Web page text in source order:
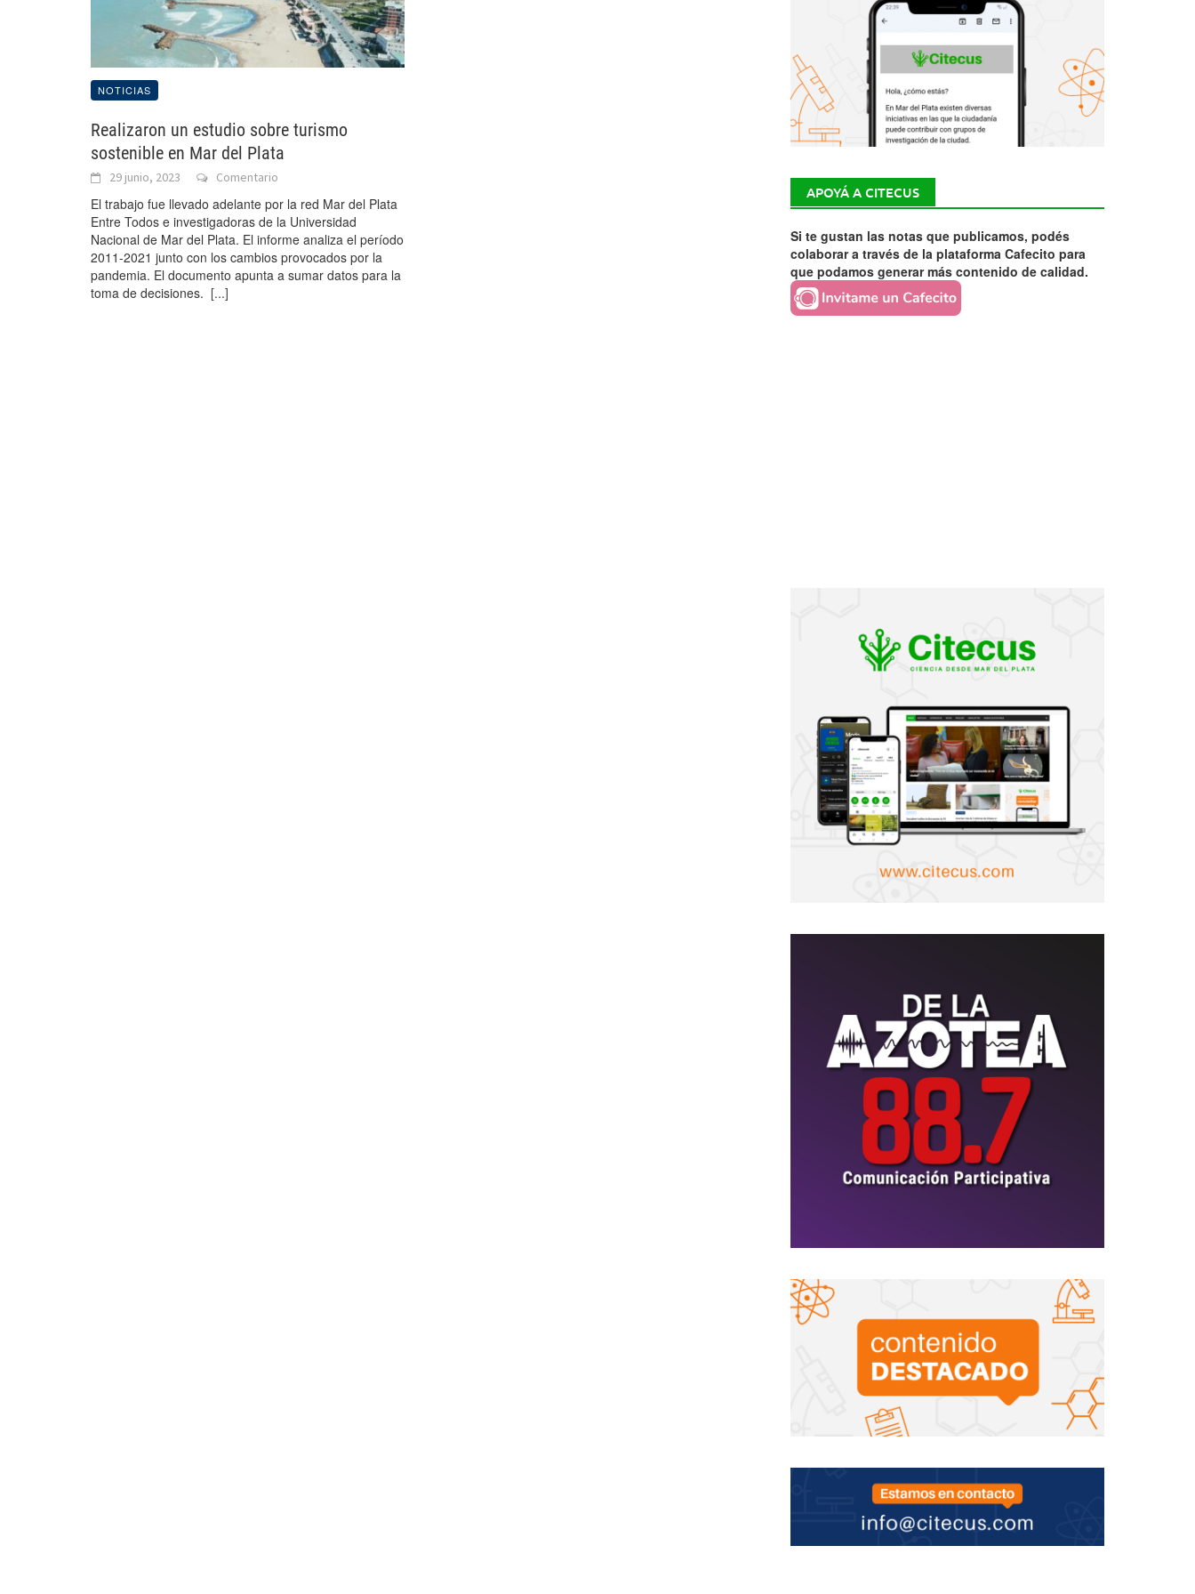
NOTICIAS
Realizaron un estudio sobre turismo
sostenible en Mar del Plata
29 junio, 2023 Comentario
El trabajo fue llevado adelante por la red Mar del Plata
Entre Todos e investigadoras de la Universidad
Nacional de Mar del Plata. El informe analiza el período
2011-2021 junto con los cambios provocados por la
pandemia. El documento apunta a sumar datos para la
toma de decisiones. [...]
APOYÁ A CITECUS
Si te gustan las notas que publicamos, podés
colaborar a través de la plataforma Cafecito para
que podamos generar más contenido de calidad.